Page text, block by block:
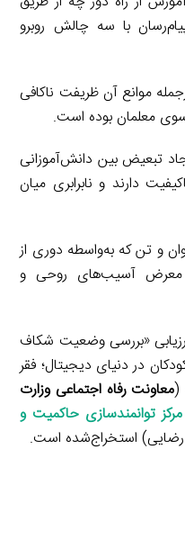
با سه چالش روبرو
موانع آن ظریفت ناکافی
معلمان بوده است.
تبعیض بین دانش‌آموزانی
دارند و نابرابری میان
و تن که به‌واسطه دوری از
معرض آسیب‌های روحی و
«بررسی وضعیت شکاف
در دنیای دیجیتال؛ فقر
(معاونت رفاه اجتماعی وزارت
مرکز توانمندسازی حاکمیت و